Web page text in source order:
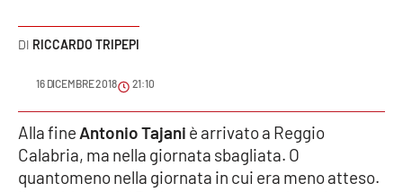
Meteo
Editoriali
RICCARDO TRIPEPI
16 DICEMBRE 2018 21:10
Alla fine Antonio Tajani è arrivato a Reggio
Calabria, ma nella giornata sbagliata. O
quantomeno nella giornata in cui era meno atteso.